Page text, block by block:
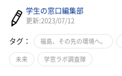
学生の窓口編集部
更新:2023/07/12
タグ： 福島、その先の環境へ。
未来 学窓ラボ調査隊